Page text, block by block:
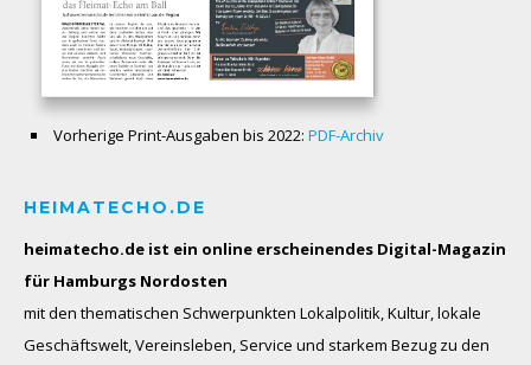
Vorherige Print-Ausgaben bis 2022: PDF-Archiv
HEIMATECHO.DE
heimatecho.de ist ein online erscheinendes Digital-Magazin
für Hamburgs Nordosten
mit den thematischen Schwerpunkten Lokalpolitik, Kultur, lokale
Geschäftswelt, Vereinsleben, Service und starkem Bezug zu den